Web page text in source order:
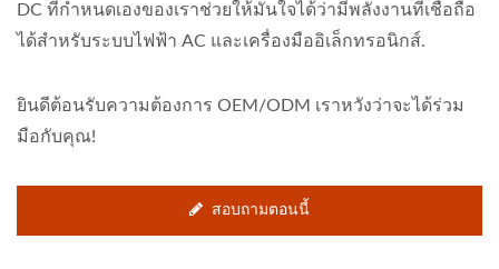
DC ที่กำหนดเองของเราช่วยให้มั่นใจได้ว่ามีพลังงานที่เชื่อถือ
ได้สำหรับระบบไฟฟ้า AC และเครื่องมืออิเล็กทรอนิกส์.
ยินดีต้อนรับความต้องการ OEM/ODM เราหวังว่าจะได้ร่วม
มือกับคุณ!
สอบถามตอนนี้